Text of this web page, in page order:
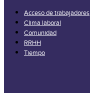
Acceso de trabajadores
Clima laboral
Comunidad
RRHH
Tiempo